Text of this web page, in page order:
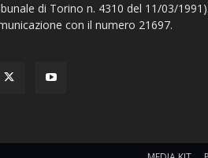
di Torino n. 4310 del 11/03/1991).
con il numero 21697.